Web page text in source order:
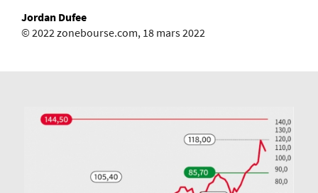
Jordan Dufee
© 2022 zonebourse.com, 18 mars 2022